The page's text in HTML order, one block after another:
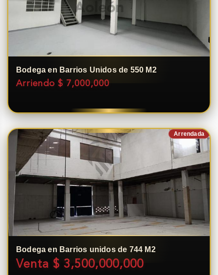
Bodega en Barrios Unidos de 550 M2
Arriendo $ 7,000,000
Arrendada
Bodega en Barrios unidos de 744 M2
Venta $ 3,500,000,000